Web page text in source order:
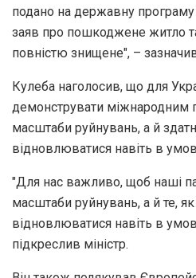
подано на державну
заяв про пошкоджене житло
повністю знищене", –
Кулеба наголосив, що для
демонструвати міжнародним
масштаби руйнувань, а й
відновлюватися навіть в
"Для нас важливо, щоб наші
масштаби руйнувань, а й те,
відновлюватися навіть в
підкреслив міністр.